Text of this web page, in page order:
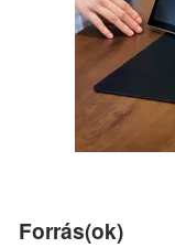
Forrás(ok)